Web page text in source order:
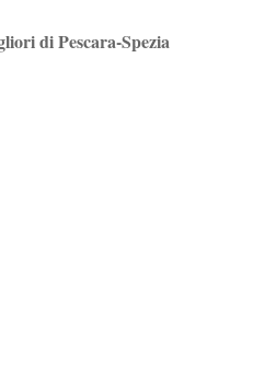
di Pescara-Spezia